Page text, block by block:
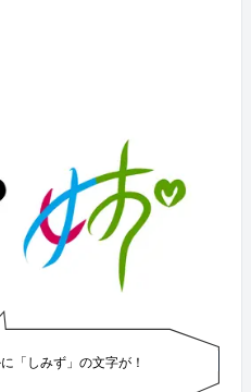
「しみず」の文字が！